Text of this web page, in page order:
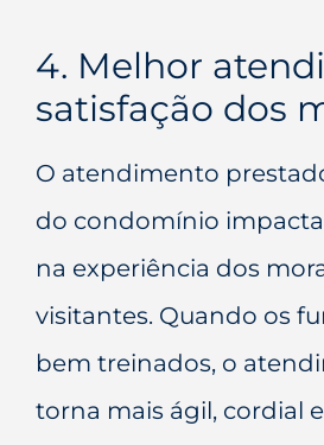
4. Melhor
satisfação dos
O atendimento
do condomínio
na experiência dos
visitantes. Quando os
bem treinados, o
torna mais ágil, cordial